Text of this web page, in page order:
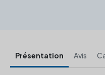
Présentation Avis